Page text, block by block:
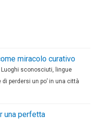
miracolo curativo
sconosciuti, lingue
perdersi un po’ in una città
una perfetta